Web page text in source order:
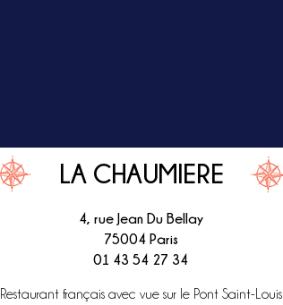
LA CHAUMIERE
Restaurant français avec vue sur le Pont Saint-Louis
4, rue Jean Du Bellay
75004 Paris
01 43 54 27 34